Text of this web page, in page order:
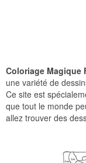
Coloriage Magique
une variété de
Ce site est
que tout le monde
allez trouver des